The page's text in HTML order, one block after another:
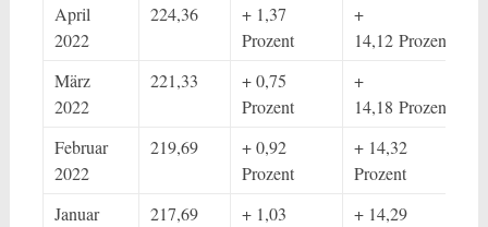
April
2022
224,36
+ 1,37
Prozent
+
14,12 Prozent
März
2022
221,33
+ 0,75
Prozent
+
14,18 Prozent
Februar
2022
219,69
+ 0,92
Prozent
+ 14,32
Prozent
Januar
217,69
+ 1,03
+ 14,29